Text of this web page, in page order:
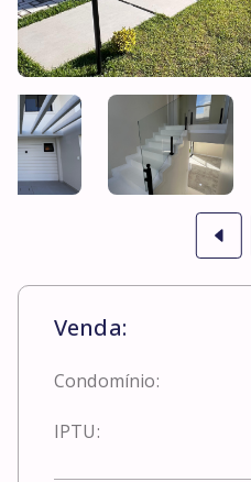
Venda:
Condomínio:
IPTU: